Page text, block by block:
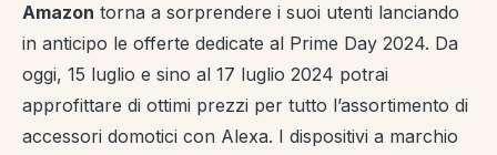
Amazon torna a sorprendere i suoi utenti lanciando
in anticipo le offerte dedicate al Prime Day 2024. Da
oggi, 15 luglio e sino al 17 luglio 2024 potrai
approfittare di ottimi prezzi per tutto l’assortimento di
accessori domotici con Alexa. I dispositivi a marchio